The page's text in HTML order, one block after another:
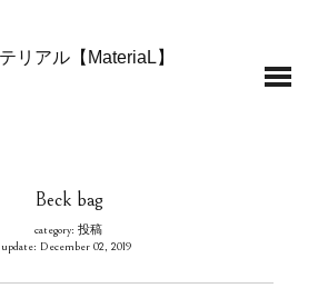
Beck bag
category: 投稿
update: December 02, 2019